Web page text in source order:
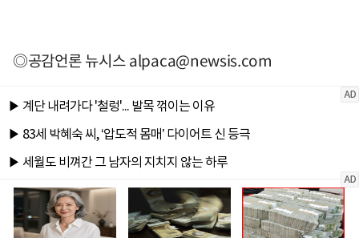
◎공감언론 뉴시스alpaca@newsis.com